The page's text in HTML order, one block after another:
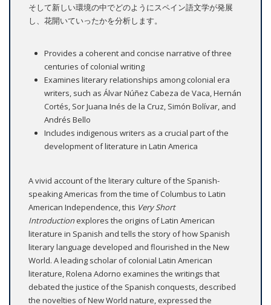
そして新しい環境の中でどのようにスペイン語文学が発展
し、花開いていったかを分析します。
Provides a coherent and concise narrative of three
centuries of colonial writing
Examines literary relationships among colonial era
writers, such as Álvar Núñez Cabeza de Vaca, Hernán
Cortés, Sor Juana Inés de la Cruz, Simón Bolívar, and
Andrés Bello
Includes indigenous writers as a crucial part of the
development of literature in Latin America
A vivid account of the literary culture of the Spanish-
speaking Americas from the time of Columbus to Latin
American Independence, this Very Short
Introductionexplores the origins of Latin American
literature in Spanish and tells the story of how Spanish
literary language developed and flourished in the New
World. A leading scholar of colonial Latin American
literature, Rolena Adorno examines the writings that
debated the justice of the Spanish conquests, described
the novelties of New World nature, expressed the